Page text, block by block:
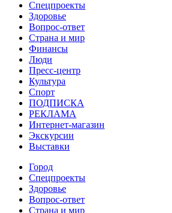
Спецпроекты
Здоровье
Вопрос-ответ
Страна и мир
Финансы
Люди
Пресс-центр
Культура
Спорт
ПОДПИСКА
РЕКЛАМА
Интернет-магазин
Экскурсии
Выставки
Город
Спецпроекты
Здоровье
Вопрос-ответ
Страна и мир